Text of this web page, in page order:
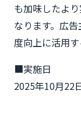
も加味したよ
なります。広
度向上に活用す
■実施日
2025年10月22